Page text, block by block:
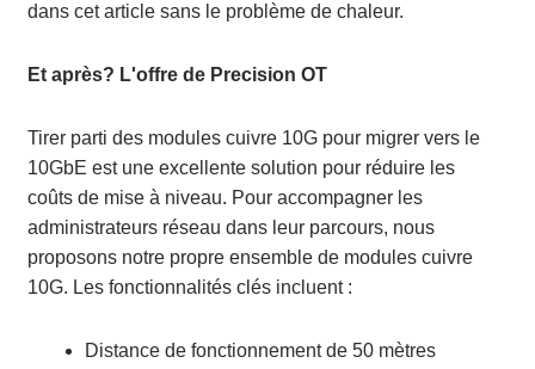
dans cet article sans le problème de chaleur.
Et après? L'offre de Precision OT
Tirer parti des modules cuivre 10G pour migrer vers le
10GbE est une excellente solution pour réduire les
coûts de mise à niveau. Pour accompagner les
administrateurs réseau dans leur parcours, nous
proposons notre propre ensemble de modules cuivre
10G. Les fonctionnalités clés incluent :
Distance de fonctionnement de 50 mètres